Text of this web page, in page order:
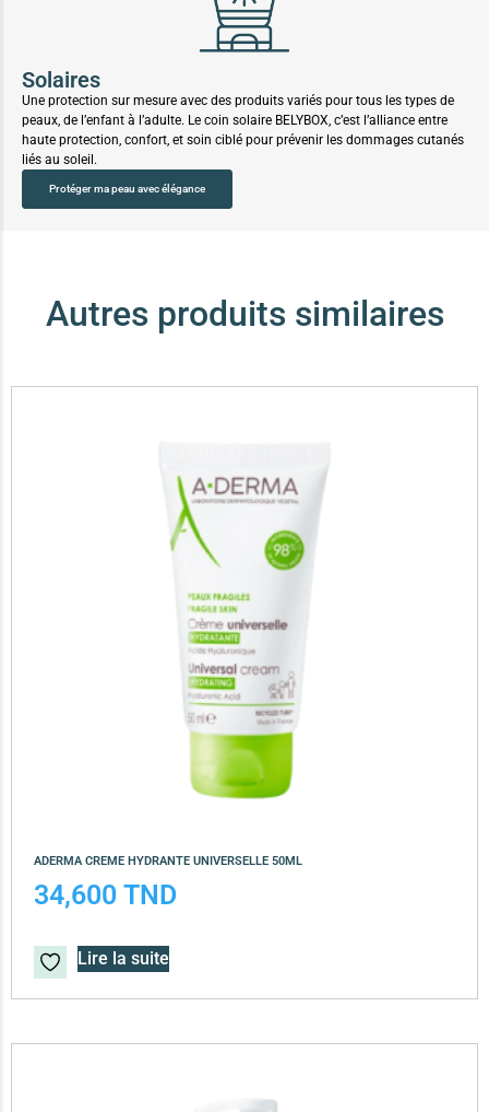
Solaires
Une protection sur mesure avec des produits variés pour tous les types de
peaux, de l’enfant à l’adulte. Le coin solaire BELYBOX, c’est l’alliance entre
haute protection, confort, et soin ciblé pour prévenir les dommages cutanés
liés au soleil.
Protéger ma peau avec élégance
Autres produits similaires
ADERMA CREME HYDRANTE UNIVERSELLE 50ML
34,600 TND
Lire la suite